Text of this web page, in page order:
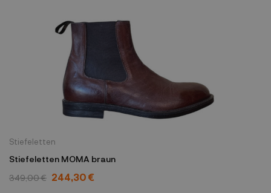
Stiefeletten
Stiefeletten MOMA braun
349,00 € 244,30 €